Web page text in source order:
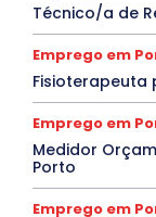
Técnico/a de
Emprego em
Fisioterapeuta
Emprego em
Medidor
Porto
Emprego em